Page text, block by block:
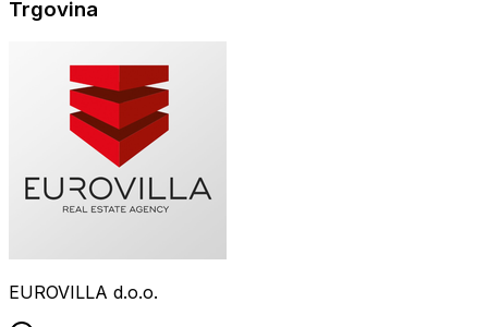
Trgovina
EUROVILLA d.o.o.